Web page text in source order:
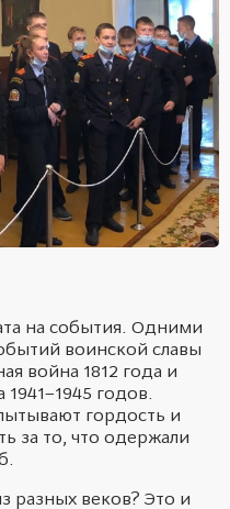
на события. Одними
воинской славы
война 1812 года и
1941–1945 годов.
гордость и
за то, что одержали
разных веков? Это и